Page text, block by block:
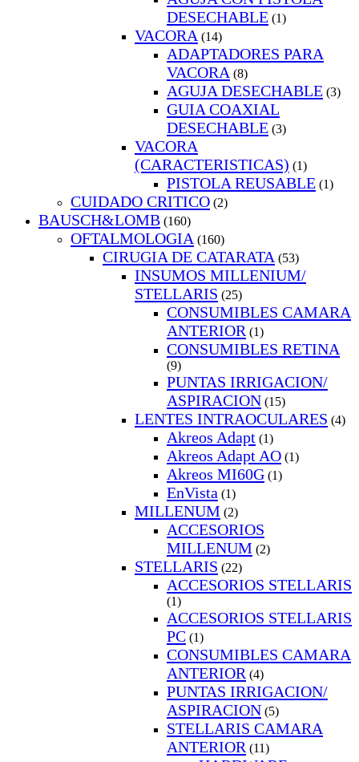
DESECHABLE (1)
VACORA (14)
ADAPTADORES PARA
VACORA (8)
AGUJA DESECHABLE (3)
GUIA COAXIAL
DESECHABLE (3)
VACORA
(CARACTERISTICAS) (1)
PISTOLA REUSABLE (1)
CUIDADO CRITICO (2)
BAUSCH&LOMB (160)
OFTALMOLOGIA (160)
CIRUGIA DE CATARATA (53)
INSUMOS MILLENIUM/
STELLARIS (25)
CONSUMIBLES CAMARA
ANTERIOR (1)
CONSUMIBLES RETINA
(9)
PUNTAS IRRIGACION/
ASPIRACION (15)
LENTES INTRAOCULARES (4)
Akreos Adapt (1)
Akreos Adapt AO (1)
Akreos MI60G (1)
EnVista (1)
MILLENUM (2)
ACCESORIOS
MILLENUM (2)
STELLARIS (22)
ACCESORIOS STELLARIS
(1)
ACCESORIOS STELLARIS
PC (1)
CONSUMIBLES CAMARA
ANTERIOR (4)
PUNTAS IRRIGACION/
ASPIRACION (5)
STELLARIS CAMARA
ANTERIOR (11)